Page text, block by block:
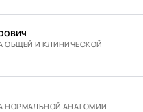
ОБЩЕЙ И КЛИНИЧЕСКОЙ
НОРМАЛЬНОЙ АНАТОМИИ